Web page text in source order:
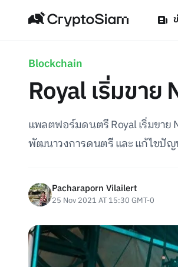
Blockchain
Royal เริ่มขา
แพลตฟอร์มดนตรี Royal เริ่มขาย
พัฒนาวงการดนตรี และ แก้ไขปัญ
Pacharaporn Vilailert
25 Nov 2021 AT 15:30 GMT-0